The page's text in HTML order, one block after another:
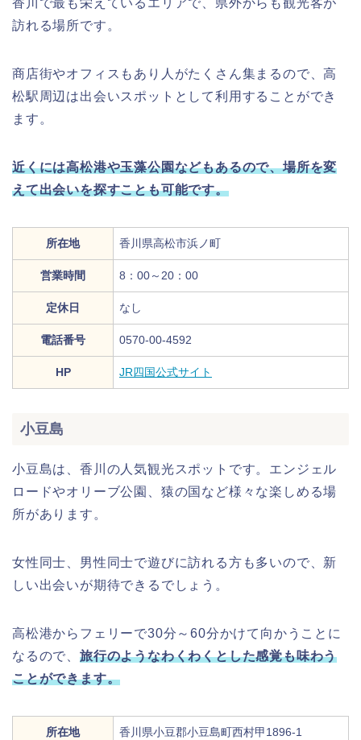
香川で最も栄えているエリアで、県外からも観光客が
訪れる場所です。
商店街やオフィスもあり人がたくさん集まるので、高
松駅周辺は出会いスポットとして利用することができ
ます。
近くには高松港や玉藻公園などもあるので、場所を変
えて出会いを探すことも可能です。
所在地 香川県高松市浜ノ町
営業時間 8：00～20：00
定休日 なし
電話番号 0570‐00‐4592
HP JR四国公式サイト
小豆島
小豆島は、香川の人気観光スポットです。エンジェル
ロードやオリーブ公園、猿の国など様々な楽しめる場
所があります。
女性同士、男性同士で遊びに訪れる方も多いので、新
しい出会いが期待できるでしょう。
高松港からフェリーで30分～60分かけて向かうことに
なるので、 旅行のようなわくわくとした感覚も味わう
ことができます。
所在地 香川県小豆郡小豆島町西村甲1896-1